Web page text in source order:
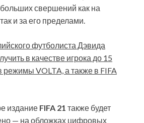
свершений как на
и за его пределами.
футболиста Дэвида
в качестве игрока до 15
режимы VOLTA, а также в FIFA
издание FIFA 21 также будет
— на обложках цифровых